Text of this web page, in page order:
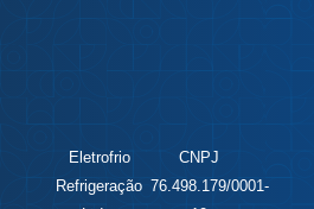
Eletrofrio
Refrigeração
CNPJ
76.498.179/0001-